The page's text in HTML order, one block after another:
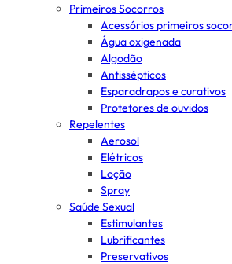
Primeiros Socorros
Acessórios primeiros
Água oxigenada
Algodão
Antissépticos
Esparadrapos e curativos
Protetores de ouvidos
Repelentes
Aerosol
Elétricos
Loção
Spray
Saúde Sexual
Estimulantes
Lubrificantes
Preservativos